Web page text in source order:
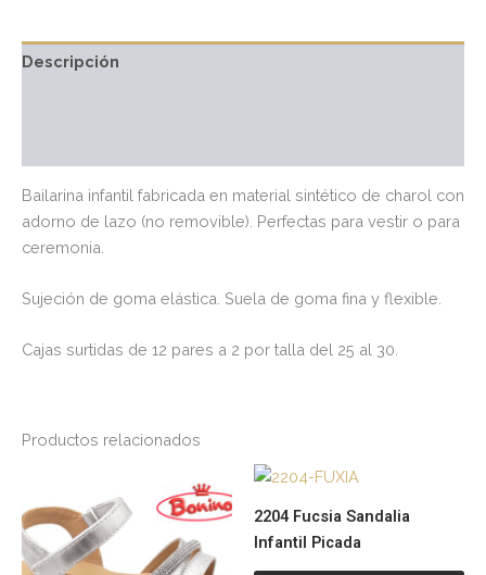
Descripción
Bailarina infantil fabricada en material sintético de charol con
adorno de lazo (no removible). Perfectas para vestir o para
ceremonia.
Sujeción de goma elástica. Suela de goma fina y flexible.
Cajas surtidas de 12 pares a 2 por talla del 25 al 30.
Productos relacionados
Este
producto
tiene
múltiples
2204 Fucsia Sandalia
Infantil Picada